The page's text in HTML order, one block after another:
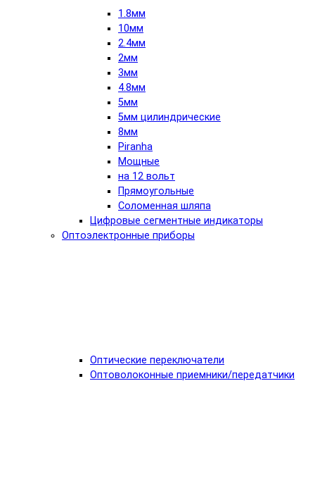
1.8мм
10мм
2.4мм
2мм
3мм
4.8мм
5мм
5мм цилиндрические
8мм
Piranha
Мощные
на 12 вольт
Прямоугольные
Соломенная шляпа
Цифровые сегментные индикаторы
Оптоэлектронные приборы
Оптические переключатели
Оптоволоконные приемники/передатчики